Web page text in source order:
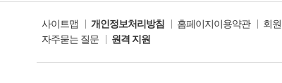
사이트맵 개인정보처리방침 홈페이지이용약관 회
자주묻는 질문
원격 지원